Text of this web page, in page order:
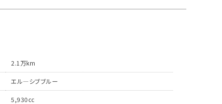
2.1万km
エル―シブブルー
5,930cc